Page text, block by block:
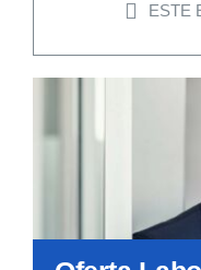
DOCUMENTOS
ESTE